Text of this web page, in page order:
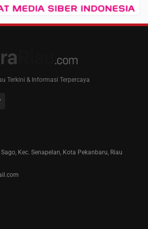
Terkini & Informasi Terpercaya
Kec. Senapelan, Kota Pekanbaru, Riau